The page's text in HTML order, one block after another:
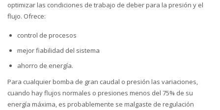
optimizar las condiciones de trabajo de deber para la presión y el
flujo. Ofrece:
control de procesos
mejor fiabilidad del sistema
ahorro de energía.
Para cualquier bomba de gran caudal o presión las variaciones,
cuando hay flujos normales o presiones menos del 75% de su
energía máxima, es probablemente se malgaste de regulación